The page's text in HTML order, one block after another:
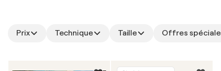
Prix Technique Taille Offres